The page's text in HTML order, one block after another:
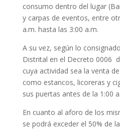
consumo dentro del lugar
y carpas de eventos, entre
a.m. hasta las 3:00 a.m.
A su vez, según lo
Distrital en el Decreto 0006
cuya actividad sea la venta
como estancos, licoreras y
sus puertas antes de la 1:00
En cuanto al aforo de los
se podrá exceder el 50% de